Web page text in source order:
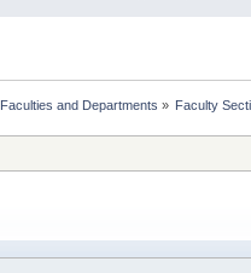
Faculties and Departments » Faculty